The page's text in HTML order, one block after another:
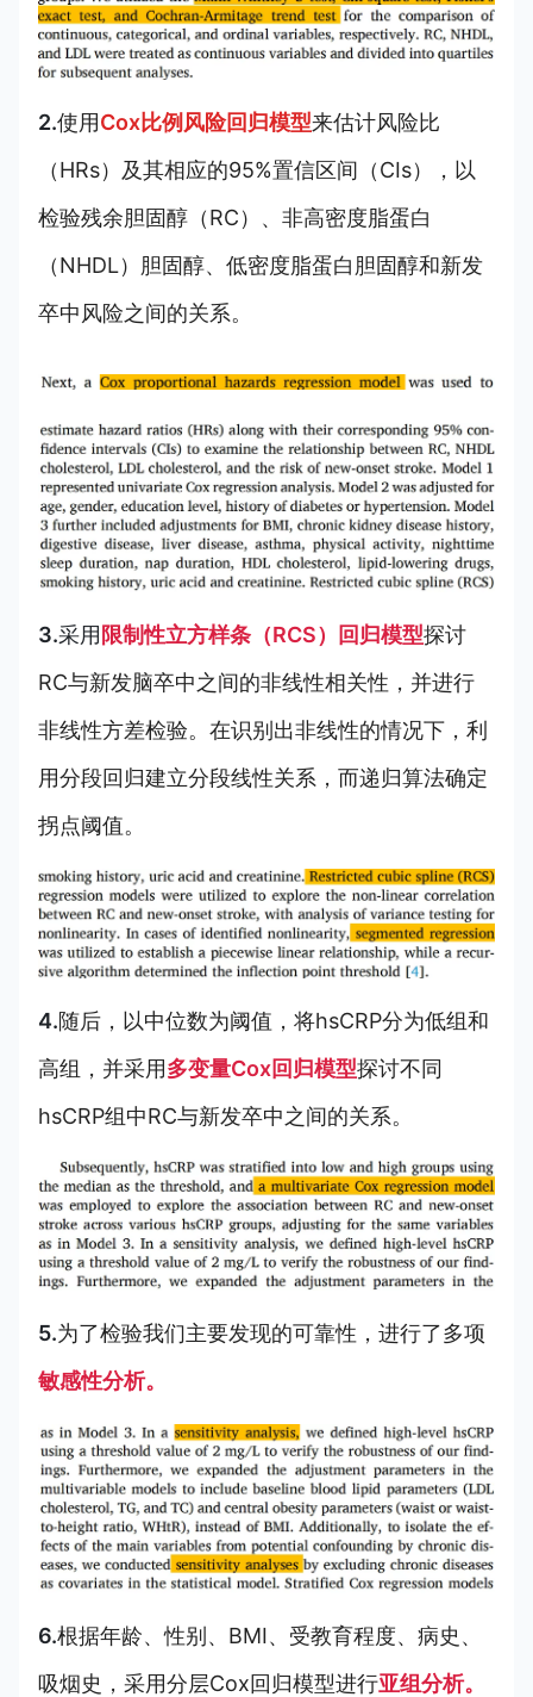
2.使用Cox比例风险回归模型来估计风险比
（HRs）及其相应的95%置信区间（CIs），以
检验残余胆固醇（RC）、非高密度脂蛋白
（NHDL）胆固醇、低密度脂蛋白胆固醇和新发
卒中风险之间的关系。
3.采用限制性立方样条（RCS）回归模型探讨
RC与新发脑卒中之间的非线性相关性，并进行
非线性方差检验。在识别出非线性的情况下，利
用分段回归建立分段线性关系，而递归算法确定
拐点阈值。
4.随后，以中位数为阈值，将hsCRP分为低组和
高组，并采用多变量Cox回归模型探讨不同
hsCRP组中RC与新发卒中之间的关系。
5.为了检验我们主要发现的可靠性，进行了多项
敏感性分析。
6.根据年龄、性别、BMI、受教育程度、病史、
吸烟史，采用分层Cox回归模型进行亚组分析。